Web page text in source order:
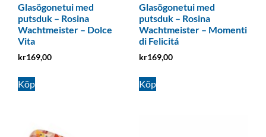
Glasögonetui med
putsduk – Rosina
Wachtmeister – Dolce
Vita
kr169,00
Köp
Glasögonetui med
putsduk – Rosina
Wachtmeister – Momenti
di Felicitá
kr169,00
Köp